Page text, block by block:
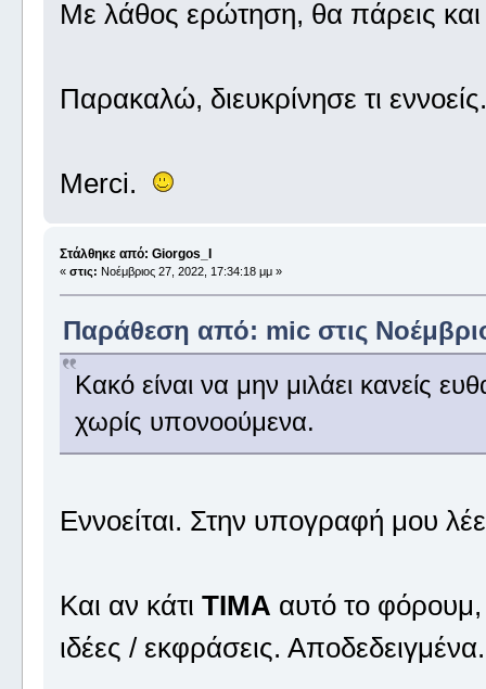
Με λάθος ερώτηση, θα πάρεις
Παρακαλώ, διευκρίνησε τι εννοείς.
Merci.
Στάλθηκε από: Giorgos_I
« στις: Νοέμβριος 27, 2022, 17:34:18 μμ »
Παράθεση από: mic στις
Κακό είναι να μην μιλάει κανείς
χωρίς υπονοούμενα.
Εννοείται. Στην υπογραφή μου
Και αν κάτι ΤΙΜΑ αυτό το
ιδέες / εκφράσεις. Αποδεδειγμένα.